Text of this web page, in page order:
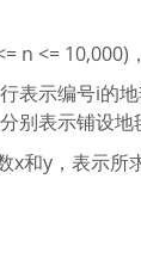
n <= 10,000)
表示编号i的
别表示铺设
x和y，表示所